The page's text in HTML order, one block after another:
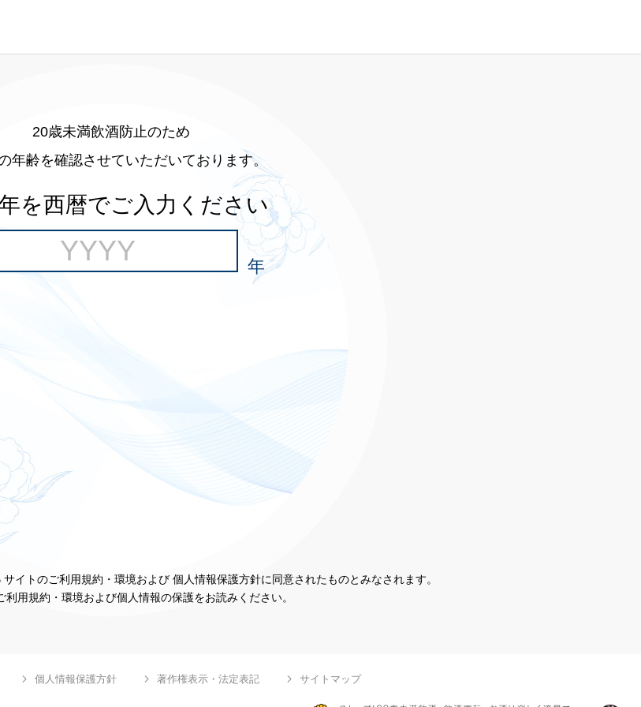
20歳未満飲酒防止のため
年齢を確認させていただいております。
を西暦でご入力ください
年
イトのご利用規約・環境および 個人情報保護方針に同意されたものとみなされます。
利用規約・環境および個人情報の保護をお読みください。
個人情報保護方針 著作権表示・法定表記 サイトマップ